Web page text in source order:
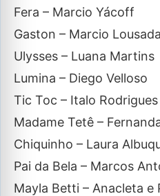
Fera – Marcio Yácoff
Gaston – Marcio Lousada
Ulysses – Luana Martins
Lumina – Diego Velloso
Tic Toc – Italo Rodrigues
Madame Tetê –
Chiquinho – Laura
Pai da Bela – Marcos
Mayla Betti – Anacleta e